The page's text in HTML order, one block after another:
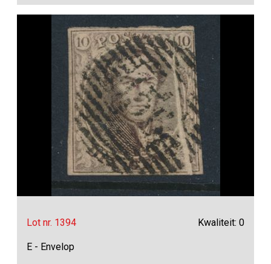
Lot nr. 1394 Kwaliteit: 0
E - Envelop